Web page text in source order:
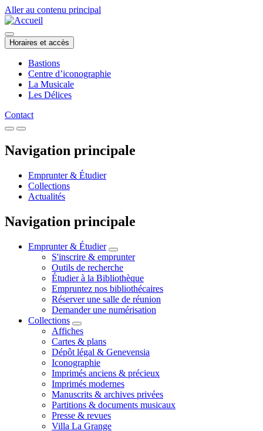
Aller au contenu principal
Horaires et accès
Bastions
Centre d’iconographie
La Musicale
Les Délices
Contact
Navigation principale
Emprunter & Étudier
Collections
Actualités
Navigation principale
Emprunter & Étudier
S'inscrire & emprunter
Outils de recherche
Étudier à la Bibliothèque
Empruntez nos bibliothécaires
Réserver une salle de réunion
Demander une numérisation
Collections
Affiches
Cartes & plans
Dépôt légal & Genevensia
Iconographie
Imprimés anciens & précieux
Imprimés modernes
Manuscrits & archives privées
Partitions & documents musicaux
Presse & revues
Villa La Grange